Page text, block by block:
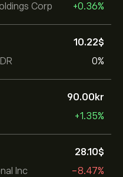
Corp
+0.36%
10.22‎$‎
0%
90.00‎kr‎
+1.35%
Inc
28.10‎$‎
-8.47%